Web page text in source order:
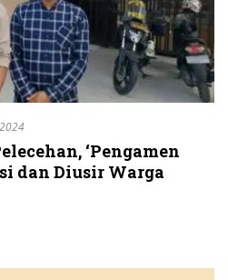
‘Pengamen
dan Diusir Warga